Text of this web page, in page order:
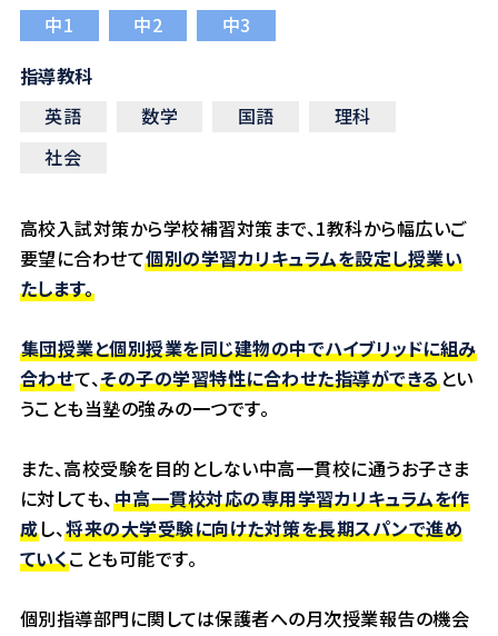
中1
中2
中3
指導教科
英語
数学 国語
理科
社会
高校入試対策から学校補習対策まで、1教科から幅広いご
要望に合わせて個別の学習カリキュラムを設定し授業い
たします。
集団授業と個別授業を同じ建物の中でハイブリッドに組み
合わせて、その子の学習特性に合わせた指導ができるとい
うことも当塾の強みの一つです。
また、高校受験を目的としない中高一貫校に通うお子さま
に対しても、 中高一貫校対応の専用学習カリキュラムを作
成し、将来の大学受験に向けた対策を長期スパンで進め
ていくことも可能です。
個別指導部門に関しては保護者への月次授業報告の機会